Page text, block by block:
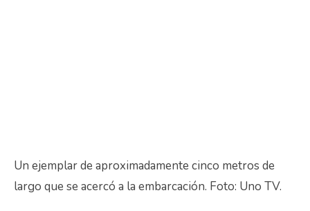
Un ejemplar de aproximadamente cinco metros de
largo que se acercó a la embarcación. Foto: Uno TV.